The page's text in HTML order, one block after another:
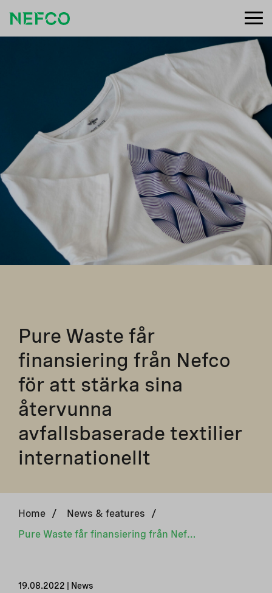
Pure Waste får
finansiering från Nefco
för att stärka sina
återvunna
avfallsbaserade textilier
internationellt
Home / News & features
/
Pure Waste får finansiering från Nefco för att stärka sina återvunna avfallsbaserade textilier internationellt
19.08.2022 | News